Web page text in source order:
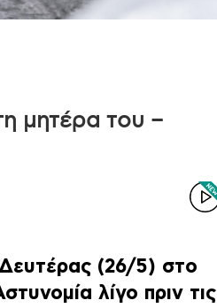
μητέρα του –
Δευτέρας (26/5) στο
λίγο πριν τις